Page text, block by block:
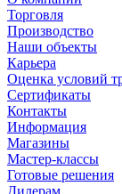
Торговля
Производство
Наши объекты
Карьера
Оценка условий
Сертификаты
Контакты
Информация
Магазины
Мастер-классы
Готовые решения
Дилерам